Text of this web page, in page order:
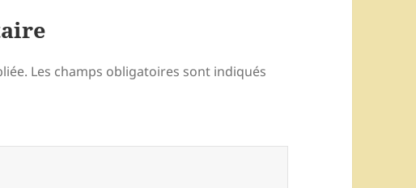
Les champs obligatoires sont indiqués